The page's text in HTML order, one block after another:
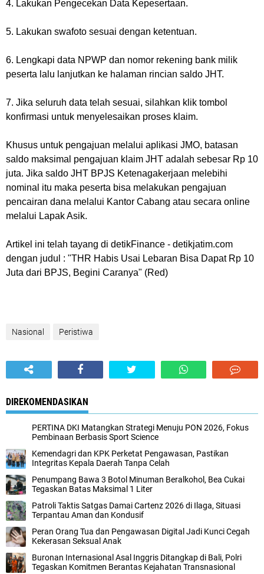
4. Lakukan Pengecekan Data Kepesertaan.
5. Lakukan swafoto sesuai dengan ketentuan.
6. Lengkapi data NPWP dan nomor rekening bank milik
peserta lalu lanjutkan ke halaman rincian saldo JHT.
7. Jika seluruh data telah sesuai, silahkan klik tombol
konfirmasi untuk menyelesaikan proses klaim.
Khusus untuk pengajuan melalui aplikasi JMO, batasan
saldo maksimal pengajuan klaim JHT adalah sebesar Rp 10
juta. Jika saldo JHT BPJS Ketenagakerjaan melebihi
nominal itu maka peserta bisa melakukan pengajuan
pencairan dana melalui Kantor Cabang atau secara online
melalui Lapak Asik.
Artikel ini telah tayang di detikFinance - detikjatim.com
dengan judul : "THR Habis Usai Lebaran Bisa Dapat Rp 10
Juta dari BPJS, Begini Caranya" (Red)
Nasional Peristiwa
DIREKOMENDASIKAN
PERTINA DKI Matangkan Strategi Menuju PON 2026, Fokus
Pembinaan Berbasis Sport Science‎
Kemendagri dan KPK Perketat Pengawasan, Pastikan
Integritas Kepala Daerah Tanpa Celah
‎Penumpang Bawa 3 Botol Minuman Beralkohol, Bea Cukai
Tegaskan Batas Maksimal 1 Liter
‎Patroli Taktis Satgas Damai Cartenz 2026 di Ilaga, Situasi
Terpantau Aman dan Kondusif
Peran Orang Tua dan Pengawasan Digital Jadi Kunci Cegah
Kekerasan Seksual Anak
‎Buronan Internasional Asal Inggris Ditangkap di Bali, Polri
Tegaskan Komitmen Berantas Kejahatan Transnasional